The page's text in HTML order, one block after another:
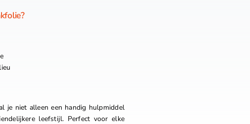
je niet alleen een handig hulpmiddel
leefstijl. Perfect voor elke